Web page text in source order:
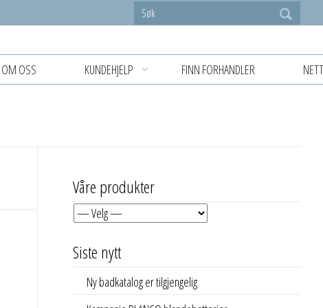
OM OSS KUNDEHJELP FINN FORHANDLER
Våre produkter
Siste nytt
Ny badkatalog er tilgjengelig